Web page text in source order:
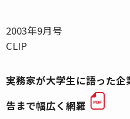
2003年9月号
CLIP
実務家が大学生に語った
告まで幅広く網羅